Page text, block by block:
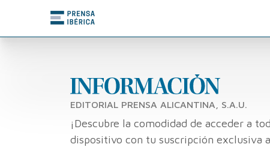
EDITORIAL PRENSA ALICANTINA, S.A.U.
¡Descubre la comodidad de acceder a
dispositivo con tu suscripción exclusiva a